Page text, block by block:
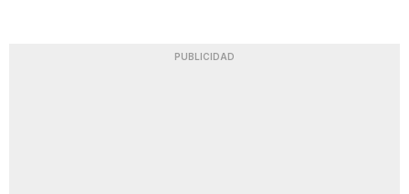
PUBLICIDAD